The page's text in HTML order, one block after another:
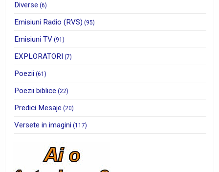
Diverse (6)
Emisiuni Radio (RVS) (95)
Emisiuni TV (91)
EXPLORATORI (7)
Poezii (61)
Poezii biblice (22)
Predici Mesaje (20)
Versete in imagini (117)